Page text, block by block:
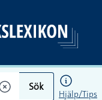
Sök
Hjälp/Tips